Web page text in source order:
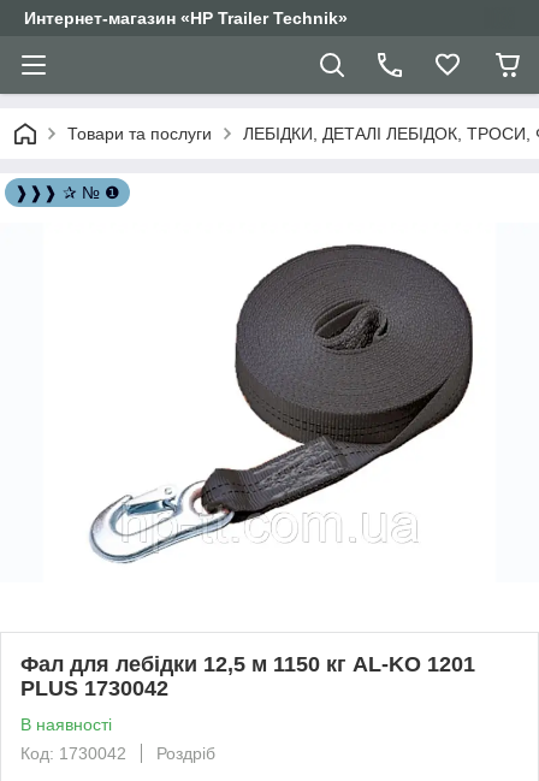
Интернет-магазин «HP Trailer Technik»
Товари та послуги ЛЕБІДКИ, ДЕТАЛІ ЛЕБІДОК,
❱❱❱ ✰ № ❶
Фал для лебідки 12,5 м 1150 кг AL-KO 1201
PLUS 1730042
В наявності
Код: 1730042
Роздріб